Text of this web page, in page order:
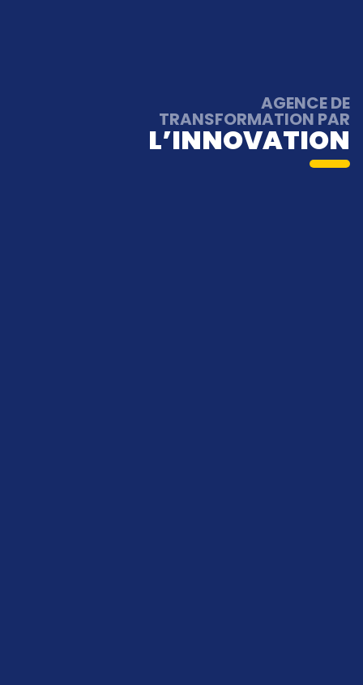
AGENCE DE
TRANSFORMATION PAR
L’INNOVATION